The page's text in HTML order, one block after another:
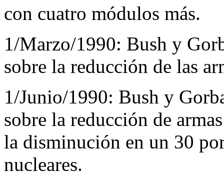
con cuatro módulos más.
1/Marzo/1990: Bush y
sobre la reducción de las
1/Junio/1990: Bush y
sobre la reducción de
la disminución en un 30
nucleares.